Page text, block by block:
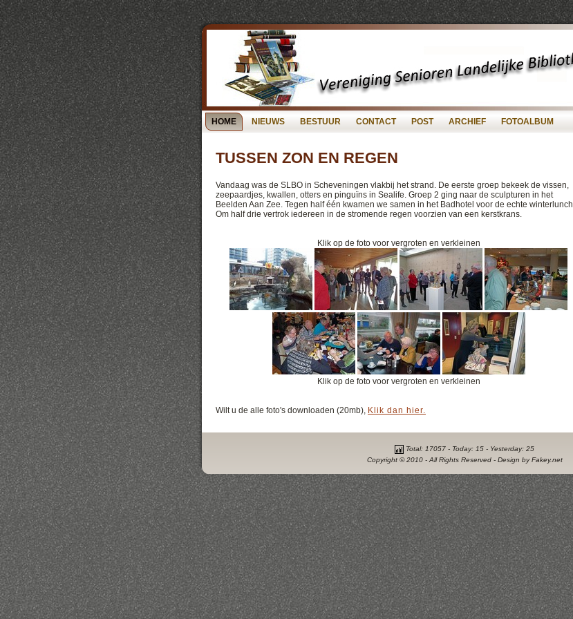
HOME NIEUWS BESTUUR CONTACT POST ARCHIEF FOTOALBUM
TUSSEN ZON EN REGEN
Vandaag was de SLBO in Scheveningen vlakbij het strand. De eerste groep bekeek de vissen,
zeepaardjes, kwallen, otters en pinguïns in Sealife. Groep 2 ging naar de sculpturen in het
Beelden Aan Zee. Tegen half één kwamen we samen in het Badhotel voor de echte winterlunch.
Om half drie vertrok iedereen in de stromende regen voorzien van een kerstkrans.
Klik op de foto voor vergroten en verkleinen
Klik op de foto voor vergroten en verkleinen
Wilt u de alle foto's downloaden (20mb), Klik dan hier.
Total: 17057 - Today: 15 - Yesterday: 25
Copyright © 2010 - All Rights Reserved - Design by Fakey.net